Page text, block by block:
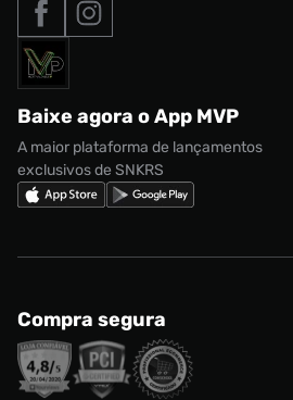
Roupas
Acessórios
Marcas
adidas Adi2000
adidas Campus
Nike Shox
Termos de uso
Política de privacidade
Regulamento CRM/ CASHBACK
Regulamento Cupom
Formas de Pagamento
Solicite seus dados
Baixe agora o App MVP
A maior plataforma de lançamentos
exclusivos de SNKRS
Compra segura